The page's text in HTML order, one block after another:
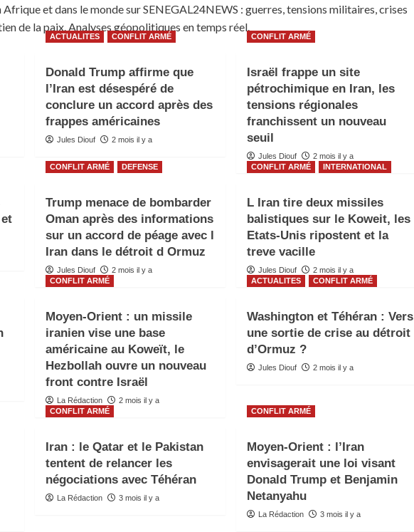
et dans le monde sur SENEGAL24NEWS : guerres, tensions militaires, crises
de la paix. Analyses géopolitiques en temps réel.
ACTUALITES CONFLIT ARMÉ
Donald Trump affirme que
l’Iran est désespéré de
conclure un accord après des
frappes américaines
Jules Diouf 2 mois il y a
CONFLIT ARMÉ
Israël frappe un site
pétrochimique en Iran, les
tensions régionales
franchissent un nouveau
seuil
Jules Diouf
2 mois il y a
CONFLIT ARMÉ DEFENSE
Trump menace de bombarder
Oman après des informations
sur un accord de péage avec l
Iran dans le détroit d Ormuz
Jules Diouf 2 mois il y a
CONFLIT ARMÉ INTERNATIONAL
L Iran tire deux missiles
balistiques sur le Koweit, les
Etats-Unis ripostent et la
treve vacille
Jules Diouf
2 mois il y a
CONFLIT ARMÉ
Moyen-Orient : un missile
iranien vise une base
américaine au Koweït, le
Hezbollah ouvre un nouveau
front contre Israël
La Rédaction 2 mois il y a
ACTUALITES CONFLIT ARMÉ
Washington et Téhéran : Vers
une sortie de crise au détroit
d’Ormuz ?
Jules Diouf 2 mois il y a
CONFLIT ARMÉ
Iran : le Qatar et le Pakistan
tentent de relancer les
négociations avec Téhéran
La Rédaction 3 mois il y a
CONFLIT ARMÉ
Moyen-Orient : l’Iran
envisagerait une loi visant
Donald Trump et Benjamin
Netanyahu
La Rédaction 3 mois il y a